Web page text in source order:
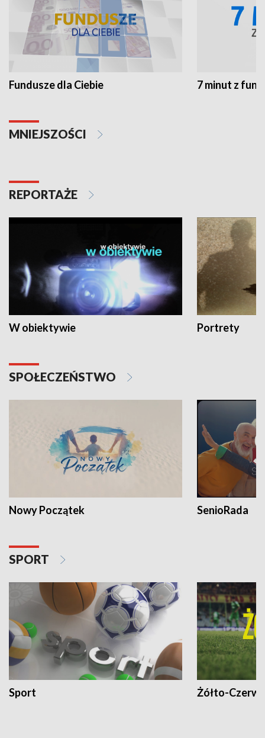
Fundusze dla Ciebie 7 minut z
MNIEJSZOŚCI
REPORTAŻE
W obiektywie Portrety
SPOŁECZEŃSTWO
Nowy Początek SenioRada
SPORT
Sport Żółto-